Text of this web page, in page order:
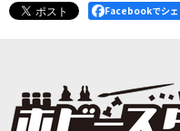
8,800円(税込)
ンの勢力の背
ュアの写真、
の一冊（216ペ
ースマリーン
Facebookでシ